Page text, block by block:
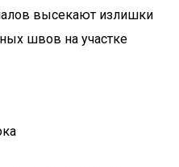
высекают излишки
швов на участке